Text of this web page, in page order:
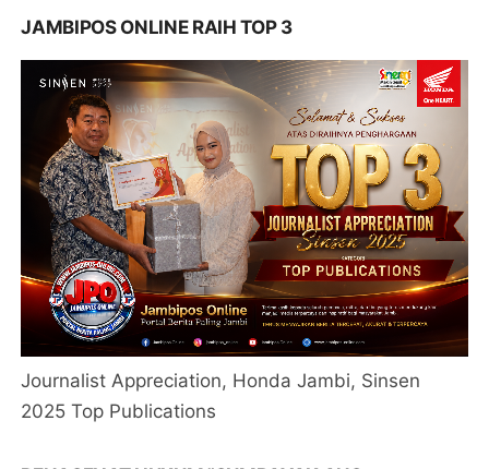
JAMBIPOS ONLINE RAIH TOP 3
Journalist Appreciation, Honda Jambi, Sinsen
2025 Top Publications